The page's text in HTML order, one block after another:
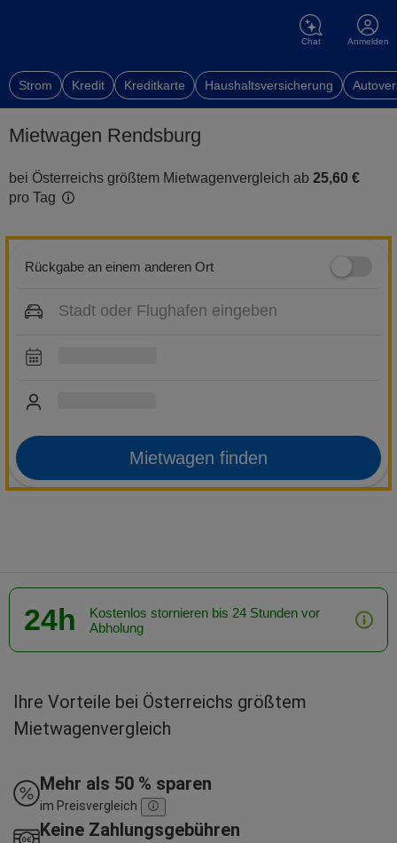
Chat Anmelden
Strom Kredit Kreditkarte Haushaltsversicherung
Mietwagen Rendsburg
bei Österreichs größtem Mietwagenvergleich ab 25,60 €
pro Tag
Rückgabe an einem anderen Ort
Mietwagen finden
24h
Kostenlos stornieren bis 24 Stunden vor
Abholung
Ihre Vorteile bei Österreichs größtem
Mietwagenvergleich
Mehr als 50 % sparen
im Preisvergleich
Keine Zahlungsgebühren